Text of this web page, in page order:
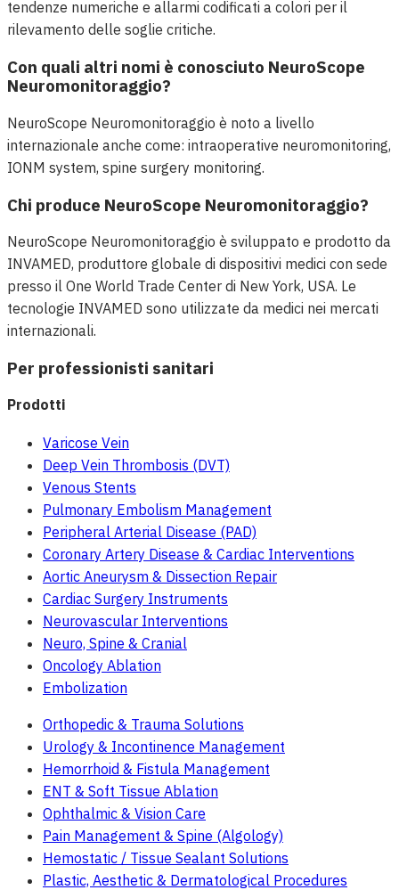
tendenze numeriche e allarmi codificati a colori per il
rilevamento delle soglie critiche.
Con quali altri nomi è conosciuto NeuroScope
Neuromonitoraggio?
NeuroScope Neuromonitoraggio è noto a livello
internazionale anche come: intraoperative neuromonitoring,
IONM system, spine surgery monitoring.
Chi produce NeuroScope Neuromonitoraggio?
NeuroScope Neuromonitoraggio è sviluppato e prodotto da
INVAMED, produttore globale di dispositivi medici con sede
presso il One World Trade Center di New York, USA. Le
tecnologie INVAMED sono utilizzate da medici nei mercati
internazionali.
Per professionisti sanitari
Prodotti
Varicose Vein
Deep Vein Thrombosis (DVT)
Venous Stents
Pulmonary Embolism Management
Peripheral Arterial Disease (PAD)
Coronary Artery Disease & Cardiac Interventions
Aortic Aneurysm & Dissection Repair
Cardiac Surgery Instruments
Neurovascular Interventions
Neuro, Spine & Cranial
Oncology Ablation
Embolization
Orthopedic & Trauma Solutions
Urology & Incontinence Management
Hemorrhoid & Fistula Management
ENT & Soft Tissue Ablation
Ophthalmic & Vision Care
Pain Management & Spine (Algology)
Hemostatic / Tissue Sealant Solutions
Plastic, Aesthetic & Dermatological Procedures